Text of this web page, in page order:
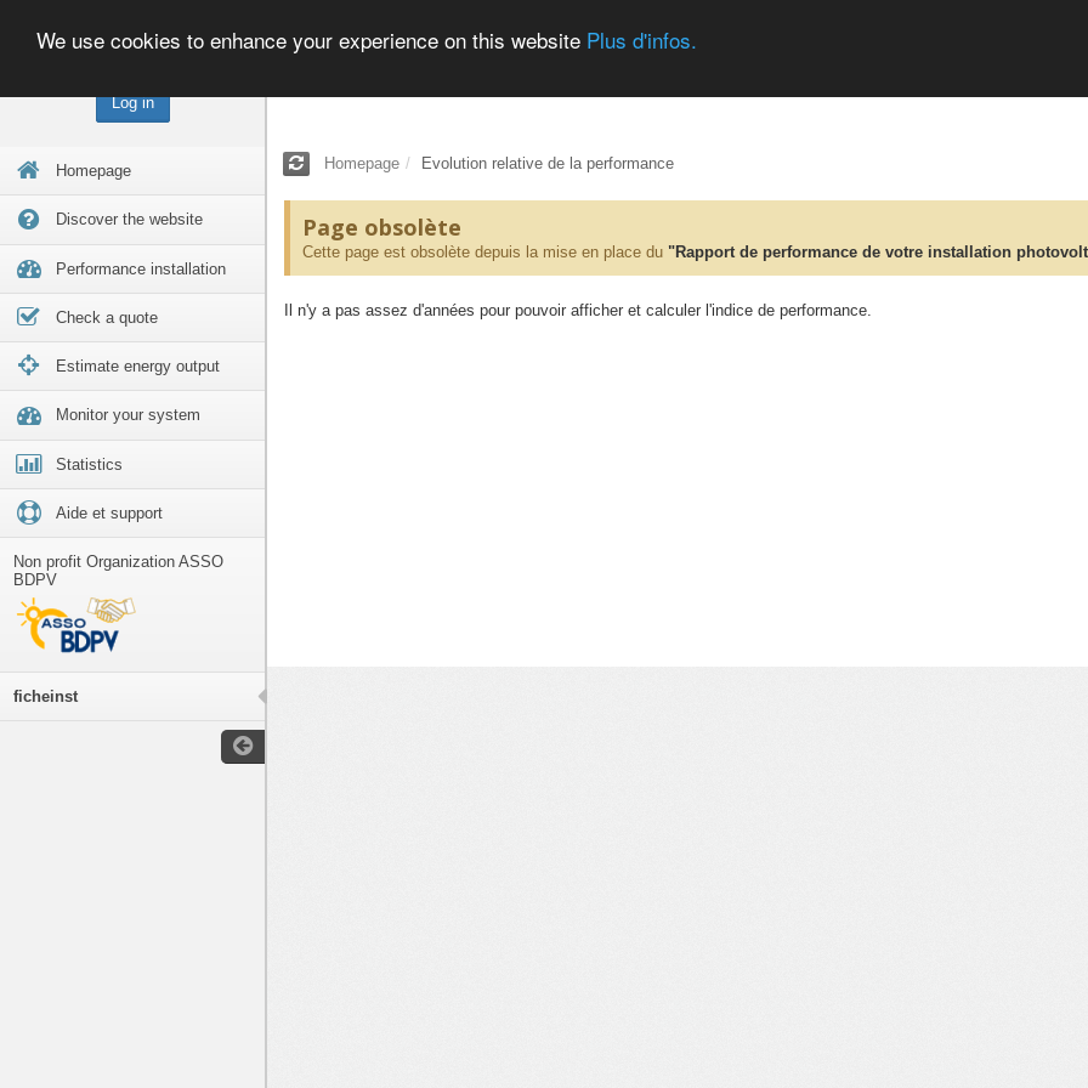
Log in
Homepage
Discover the website
Performance installation
Check a quote
Estimate energy output
Monitor your system
Statistics
Aide et support
Non profit Organization ASSO
BDPV
ficheinst
We use cookies to enhance your experience on this website Plus d'infos.
Homepage Evolution relative de la performance
Page obsolète
Cette page est obsolète depuis la mise en place du "Rapport de performance de votre installation
Il n'y a pas assez d'années pour pouvoir afficher et calculer l'indice de performance.